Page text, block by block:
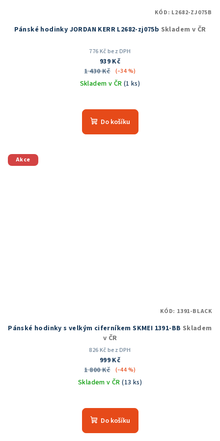
Pánské hodinky JORDAN KERR L2682-zj075b Skladem v ČR
776 Kč bez DPH
939 Kč
1 430 Kč
(–34 %)
Skladem v ČR (1 ks)
hodnocení
produktu
Do košíku
KÓD: L2682-ZJ075B
Akce
Pánské hodinky s velkým ciferníkem SKMEI 1391-BB Skladem
v ČR
826 Kč bez DPH
999 Kč
1 800 Kč
(–44 %)
Skladem v ČR(13 ks)
hodnocení
produktu
Do košíku
KÓD: 1391-BLACK